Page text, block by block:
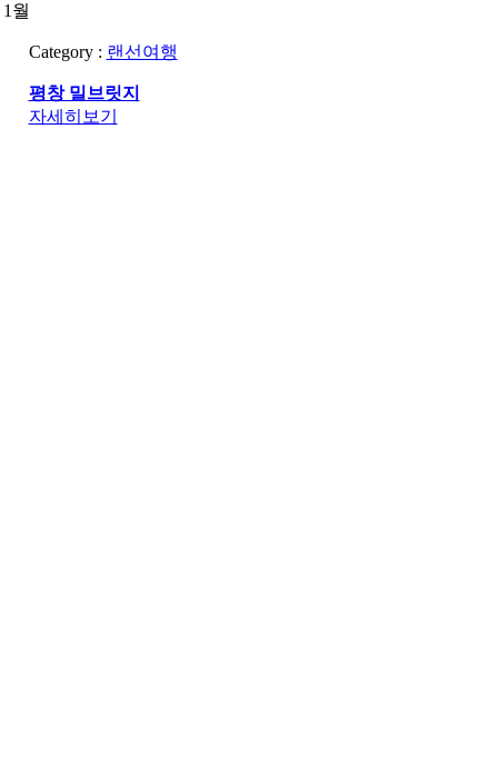
1월
Category : 랜선여행
평창 밀브릿지
자세히보기